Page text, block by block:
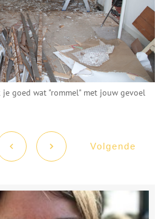
goed wat "rommel" met jouw gevoel
Volgende